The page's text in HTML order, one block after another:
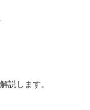
説します。